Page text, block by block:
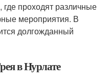
проходят различные
мероприятия. В
долгожданный
в Нурлате